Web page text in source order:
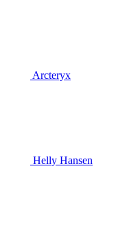
Arcteryx
Helly Hansen